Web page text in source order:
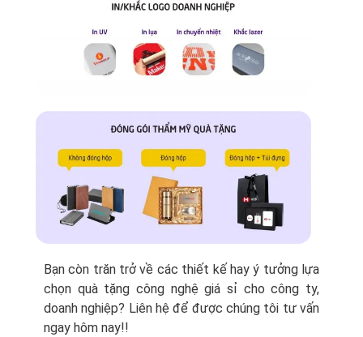
Bạn còn trăn trở về các thiết kế hay ý tưởng lựa
chọn quà tặng công nghệ giá sỉ cho công ty,
doanh nghiệp? Liên hệ để được chúng tôi tư vấn
ngay hôm nay!!